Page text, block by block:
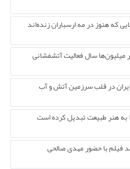
که هنوز در مه ارسباران زنده‌اند
میلیون‌ها سال فعالیت آتشفشانی
در قلب سرزمین آتش و آب
به هنر طبیعت تبدیل کرده است
فیلم با حضور مهدی صالحی